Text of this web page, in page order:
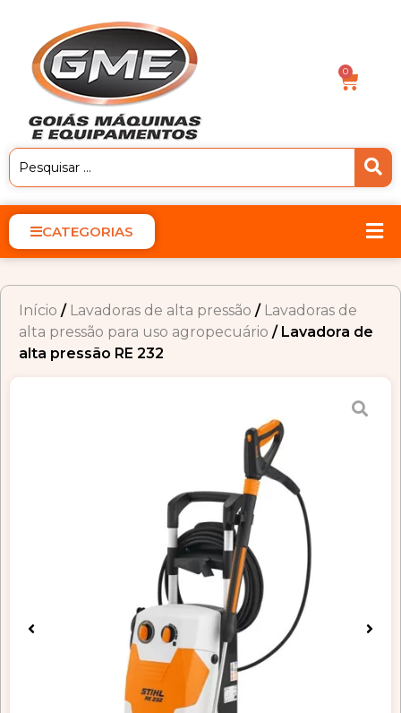
0
CATEGORIAS
Início / Lavadoras de alta pressão / Lavadoras de
alta pressão para uso agropecuário / Lavadora de
alta pressão RE 232